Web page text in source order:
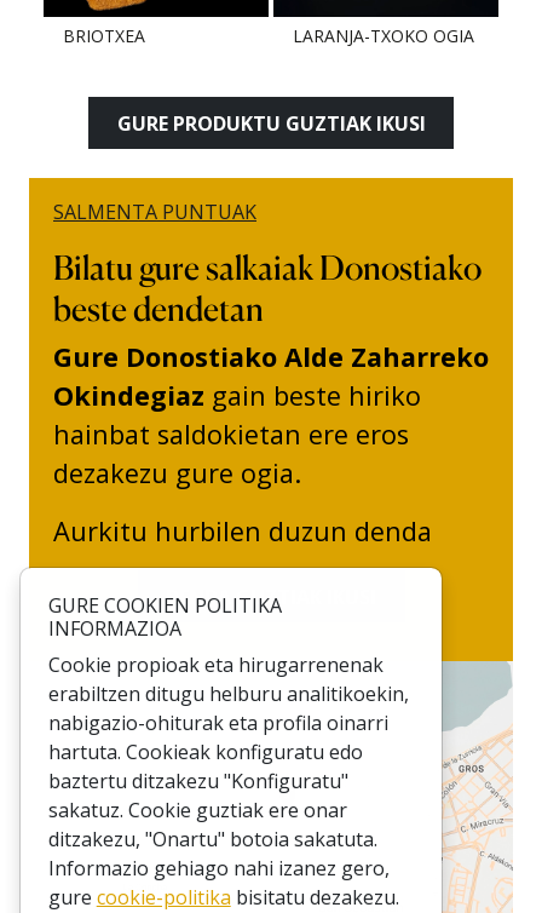
GURE COOKIEN POLITIKA
INFORMAZIOA
Cookie propioak eta hirugarrenenak
erabiltzen ditugu helburu analitikoekin,
nabigazio-ohiturak eta profila oinarri
hartuta. Cookieak konfiguratu edo
baztertu ditzakezu "Konfiguratu"
sakatuz. Cookie guztiak ere onar
ditzakezu, "Onartu" botoia sakatuta.
Informazio gehiago nahi izanez gero,
gure cookie-politika bisitatu dezakezu.
BRIOTXEA LARANJA-TXOKO OGIA
GURE PRODUKTU GUZTIAK IKUSI
SALMENTA PUNTUAK
Bilatu gure salkaiak Donostiako
beste dendetan
Gure Donostiako Alde Zaharreko
Okindegiaz gain beste hiriko
hainbat saldokietan ere eros
dezakezu gure ogia.
Aurkitu hurbilen duzun denda
DENDA GUZTIAK IKUSI